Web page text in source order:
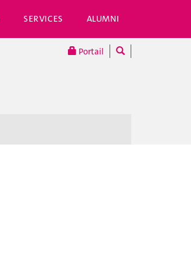
SERVICES ALUMNI
Portail